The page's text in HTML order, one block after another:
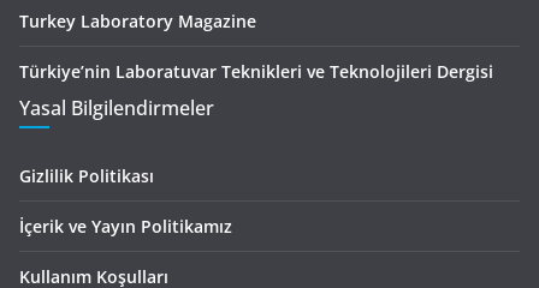
Turkey Laboratory Magazine
Türkiye’nin Laboratuvar Teknikleri ve Teknolojileri Dergisi
Yasal Bilgilendirmeler
Gizlilik Politikası
İçerik ve Yayın Politikamız
Kullanım Koşulları